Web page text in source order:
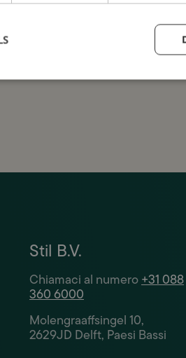
richiesta è gratuita e senza
Stil B.V.
Chiamaci al numero+31 088
360 6000
Molengraaffsingel 10,
2629JD Delft, Paesi Bassi